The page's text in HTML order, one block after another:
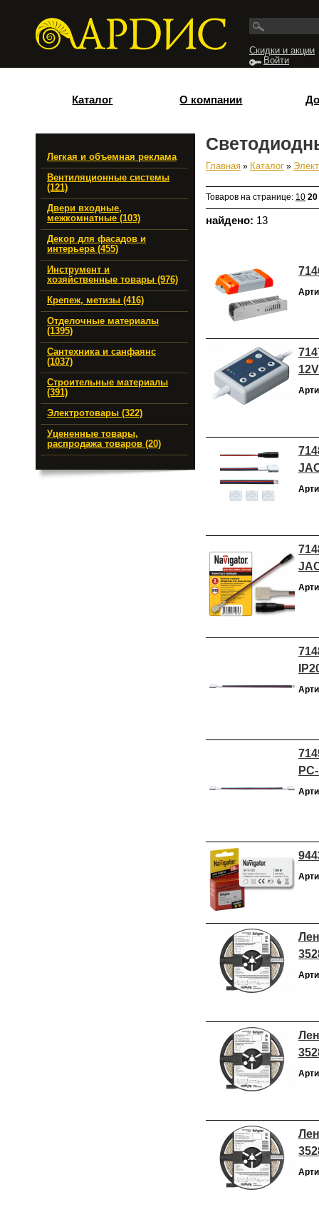
Скидки и акции
Войти
Каталог О компании
Легкая и объемная реклама
Вентиляционные системы
(121)
Двери входные,
межкомнатные (103)
Декор для фасадов и
интерьера (455)
Инструмент и
хозяйственные товары (976)
Крепеж, метизы (416)
Отделочные материалы
(1395)
Сантехника и санфаянс
(1037)
Строительные материалы
(391)
Электротовары (322)
Уцененные товары,
распродажа товаров (20)
Вы здесь
Главная » Каталог »
Товаров на странице: 10 20
найдено: 13
12V